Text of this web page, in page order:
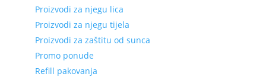
Proizvodi za njegu lica
Proizvodi za njegu tijela
Proizvodi za zaštitu od sunca
Promo ponude
Refill pakovanja